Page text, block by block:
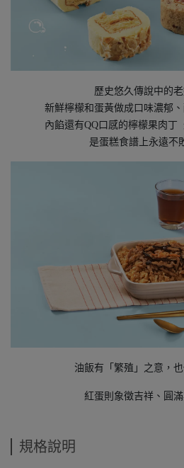
歷史悠久傳說中的
新鮮檸檬和蛋黃做成口味濃郁
內餡還有QQ口感的檸檬果肉丁
是蛋糕食譜上永遠不
油飯有「繁殖」之意，
紅蛋則象徵吉祥、圓
規格說明